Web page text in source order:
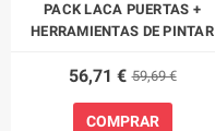
PACK LACA PUERTAS +
HERRAMIENTAS DE PINTAR
56,71 € 59,69 €
COMPRAR